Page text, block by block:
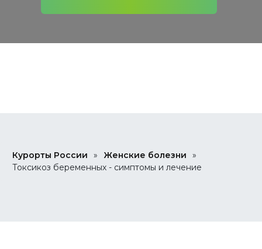
Курорты России » Женские болезни
»
Токсикоз беременных - симптомы и лечение